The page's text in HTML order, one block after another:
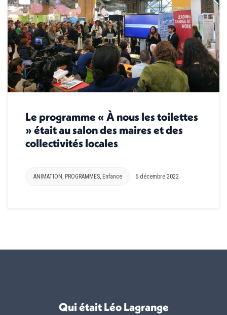
Le programme « À nous les toilettes
» était au salon des maires et des
collectivités locales
ANIMATION , PROGRAMMES, Enfance 6 décembre 2022
Qui était Léo Lagrange